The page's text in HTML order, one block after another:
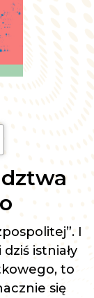
I
istniały
to
się